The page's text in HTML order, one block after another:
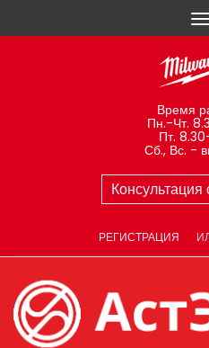
Время
Пн.-Чт.
Пт.
Сб., Вс. -
Консультация
РЕГИСТРАЦИЯ